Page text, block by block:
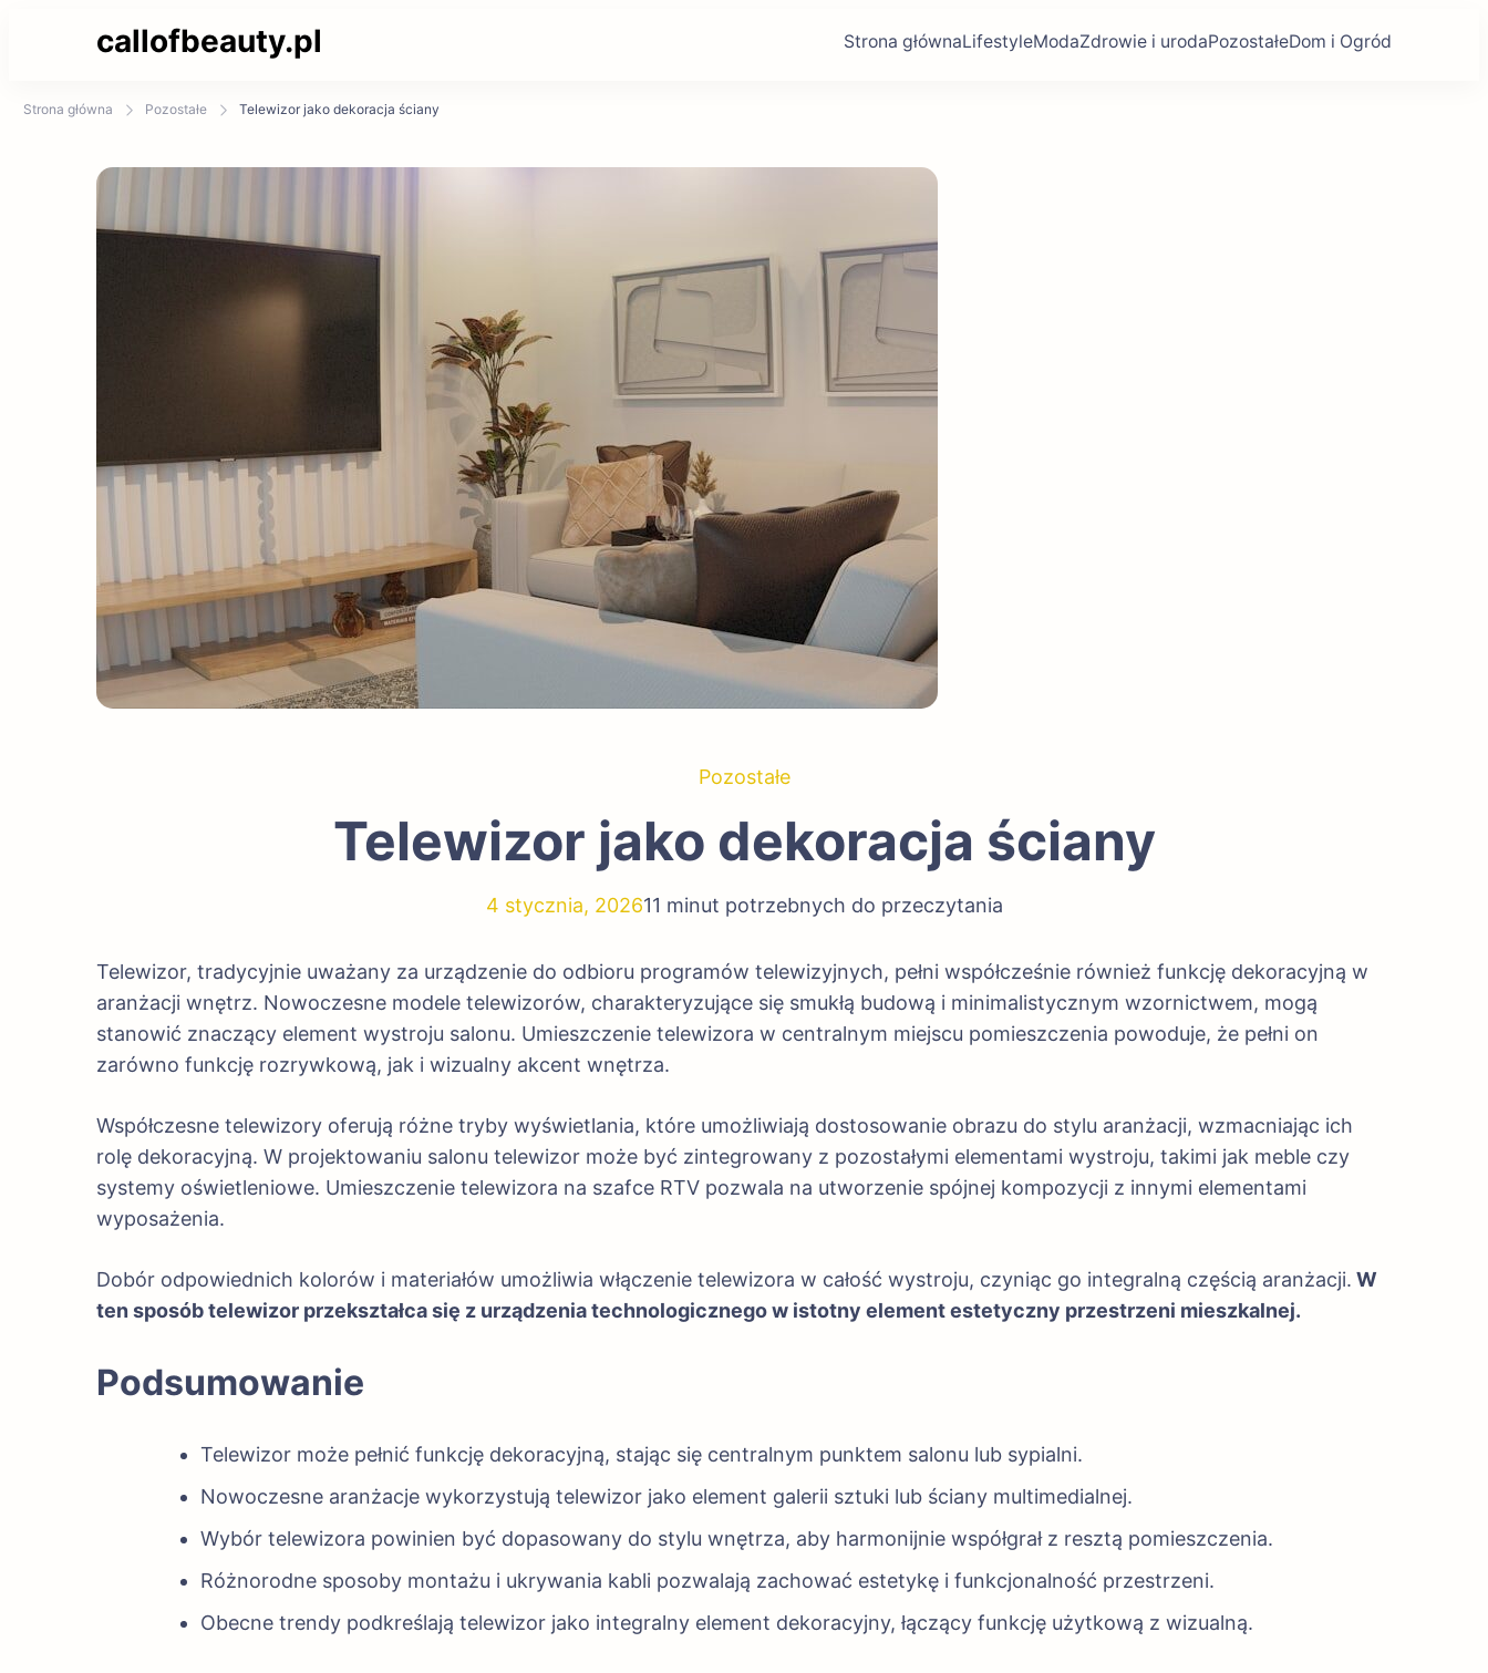
callofbeauty.pl Strona głównaLifestyleModaZdrowie i urodaPozostałeDom i Ogród
Strona główna Pozostałe Telewizor jako dekoracja ściany
Pozostałe
Telewizor jako dekoracja ściany
4 stycznia, 202611 minut potrzebnych do przeczytania
Telewizor, tradycyjnie uważany za urządzenie do odbioru programów telewizyjnych, pełni współcześnie również funkcję dekoracyjną w
aranżacji wnętrz. Nowoczesne modele telewizorów, charakteryzujące się smukłą budową i minimalistycznym wzornictwem, mogą
stanowić znaczący element wystroju salonu. Umieszczenie telewizora w centralnym miejscu pomieszczenia powoduje, że pełni on
zarówno funkcję rozrywkową, jak i wizualny akcent wnętrza.
Współczesne telewizory oferują różne tryby wyświetlania, które umożliwiają dostosowanie obrazu do stylu aranżacji, wzmacniając ich
rolę dekoracyjną. W projektowaniu salonu telewizor może być zintegrowany z pozostałymi elementami wystroju, takimi jak meble czy
systemy oświetleniowe. Umieszczenie telewizora na szafce RTV pozwala na utworzenie spójnej kompozycji z innymi elementami
wyposażenia.
Dobór odpowiednich kolorów i materiałów umożliwia włączenie telewizora w całość wystroju, czyniąc go integralną częścią aranżacji. W
ten sposób telewizor przekształca się z urządzenia technologicznego w istotny element estetyczny przestrzeni mieszkalnej.
Podsumowanie
Telewizor może pełnić funkcję dekoracyjną, stając się centralnym punktem salonu lub sypialni.
Nowoczesne aranżacje wykorzystują telewizor jako element galerii sztuki lub ściany multimedialnej.
Wybór telewizora powinien być dopasowany do stylu wnętrza, aby harmonijnie współgrał z resztą pomieszczenia.
Różnorodne sposoby montażu i ukrywania kabli pozwalają zachować estetykę i funkcjonalność przestrzeni.
Obecne trendy podkreślają telewizor jako integralny element dekoracyjny, łączący funkcję użytkową z wizualną.